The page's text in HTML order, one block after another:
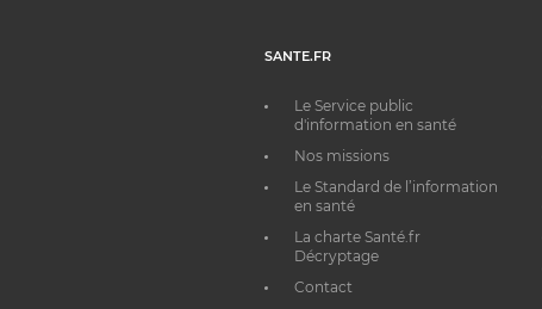
SANTE.FR
Le Service public
d'information en santé
Nos missions
Le Standard de l’information
en santé
La charte Santé.fr
Décryptage
Contact